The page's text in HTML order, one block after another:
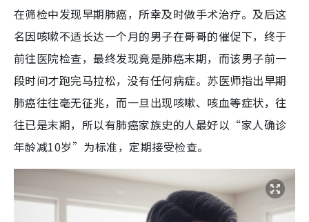
在筛检中发现早期肺癌，所幸及时做手术治疗。及后这
名因咳嗽不适长达一个月的男子在哥哥的催促下，终于
前往医院检查，最终发现竟是肺癌末期，而该男子前一
段时间才跑完马拉松，没有任何病症。苏医师指出早期
肺癌往往毫无征兆，而一旦出现咳嗽、咳血等症状，往
往已是末期，所以有肺癌家族史的人最好以“家人确诊
年龄减10岁”为标准，定期接受检查。